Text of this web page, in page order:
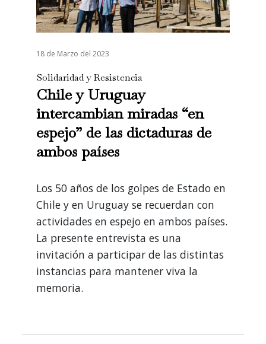
18 de Marzo del 2023
Solidaridad y Resistencia
Chile y Uruguay
intercambian miradas “en
espejo” de las dictaduras de
ambos países
Los 50 años de los golpes de Estado en
Chile y en Uruguay se recuerdan con
actividades en espejo en ambos países.
La presente entrevista es una
invitación a participar de las distintas
instancias para mantener viva la
memoria.